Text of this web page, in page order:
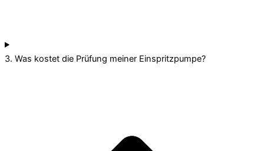
3. Was kostet die Prüfung meiner Einspritzpumpe?